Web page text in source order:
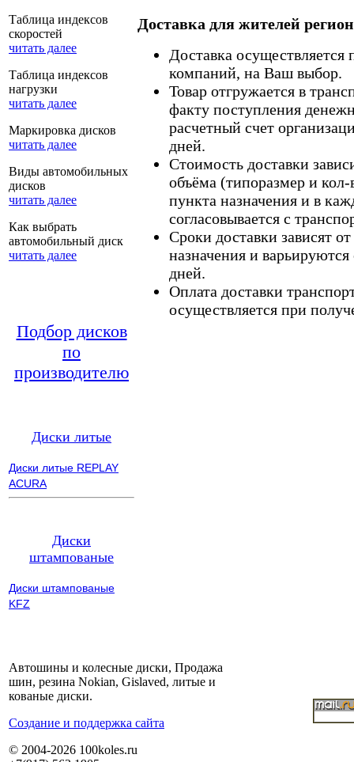
Таблица индексов
скоростей
читать далее
Таблица индексов
нагрузки
читать далее
Маркировка дисков
читать далее
Виды автомобильных
дисков
читать далее
Как выбрать
автомобильный диск
читать далее
Подбор дисков
по
производителю
Диски литые
Диски литые REPLAY
ACURA
Диски
штампованые
Диски штампованые
KFZ
Доставка для жителей
Доставка
компаний, на Ваш выбор.
Товар отгружается в
факту поступления
расчетный счет
дней.
Стоимость доставки
объёма (типоразмер и кол-
пункта назначения и в
согласовывается с
Сроки доставки зависят
назначения и
дней.
Оплата доставки
осуществляется при
Автошины и колесные диски, Продажа
шин, резина Nokian, Gislaved, литые и
кованые диски.
Cоздание и поддержка сайта
© 2004-2026 100koles.ru